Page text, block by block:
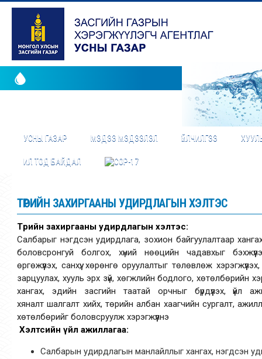
УСНЫ ГАЗАР МЭДЭЭ МЭДЭЭЛЭЛ ҮЙЛЧИЛГЭЭ
ИЛ ТОД БАЙДАЛ
ТӨРИЙН ЗАХИРГААНЫ УДИРДЛАГЫН ХЭЛТЭС
Төрийн захиргааны удирдлагын хэлтэс:
Салбарыг нэгдсэн удирдлага, зохион байгуулалтаар
боловсронгуй болгох, хүний нөөцийн чадавхыг
өргөжүүлэх, санхүү, хөрөнгө оруулалтыг төлөвлөж
зарцуулах, хууль эрх зүй, хөгжлийн бодлого, хөтөлбөрийн
хангах, эдийн засгийн таатай орчныг бүрдүүлэх, үйл
хяналт шалгалт хийх, төрийн албан хаагчийн сургалт,
хөтөлбөрийг боловсруулж хэрэгжүүлнэ
Хэлтсийн үйл ажиллагаа:
Салбарын удирдлагын манлайллыг хангах, нэгдсэн